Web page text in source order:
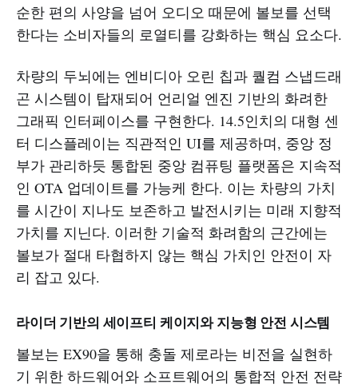
순한 편의 사양을 넘어 오디오 때문에 볼보를 선택
한다는 소비자들의 로열티를 강화하는 핵심 요소다.
차량의 두뇌에는 엔비디아 오린 칩과 퀄컴 스냅드래
곤 시스템이 탑재되어 언리얼 엔진 기반의 화려한
그래픽 인터페이스를 구현한다. 14.5인치의 대형 센
터 디스플레이는 직관적인 UI를 제공하며, 중앙 정
부가 관리하듯 통합된 중앙 컴퓨팅 플랫폼은 지속적
인 OTA 업데이트를 가능케 한다. 이는 차량의 가치
를 시간이 지나도 보존하고 발전시키는 미래 지향적
가치를 지닌다. 이러한 기술적 화려함의 근간에는
볼보가 절대 타협하지 않는 핵심 가치인 안전이 자
리 잡고 있다.
라이더 기반의 세이프티 케이지와 지능형 안전 시스템
볼보는 EX90을 통해 충돌 제로라는 비전을 실현하
기 위한 하드웨어와 소프트웨어의 통합적 안전 전략